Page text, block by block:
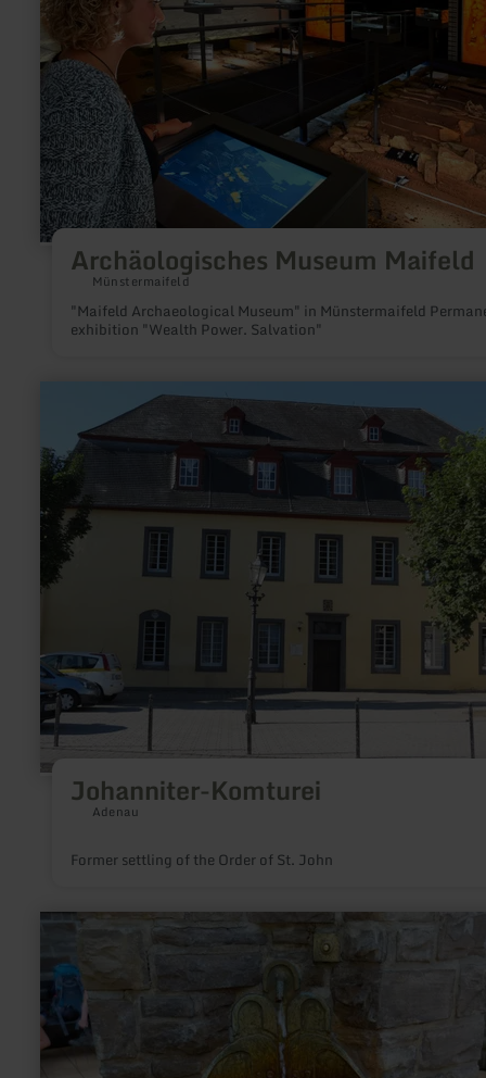
Archäologisches Museum Maifeld
Münstermaifeld
"Maifeld Archaeological Museum" in Münstermaifeld Permanent
exhibition "Wealth Power. Salvation"
Johanniter-Komturei
Adenau
Former settling of the Order of St. John
Johanniter-
Komturei
learn
Dunaris-
Quelle